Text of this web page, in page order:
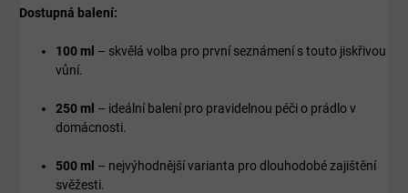
Dostupná balení:
100 ml – skvělá volba pro první seznámení s touto jiskřivou
vůní.
250 ml – ideální balení pro pravidelnou péči o prádlo v
domácnosti.
500 ml – nejvýhodnější varianta pro dlouhodobé zajištění
svěžesti.